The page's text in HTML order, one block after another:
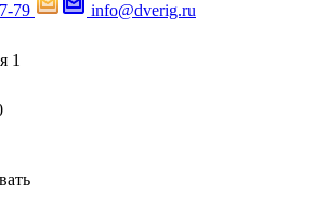
79 info@dverig.ru
1